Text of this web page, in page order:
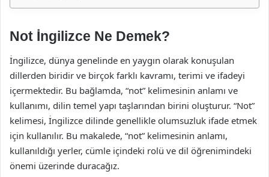
Not İngilizce Ne Demek?
İngilizce, dünya genelinde en yaygın olarak konuşulan
dillerden biridir ve birçok farklı kavramı, terimi ve ifadeyi
içermektedir. Bu bağlamda, “not” kelimesinin anlamı ve
kullanımı, dilin temel yapı taşlarından birini oluşturur. “Not”
kelimesi, İngilizce dilinde genellikle olumsuzluk ifade etmek
için kullanılır. Bu makalede, “not” kelimesinin anlamı,
kullanıldığı yerler, cümle içindeki rolü ve dil öğrenimindeki
önemi üzerinde duracağız.